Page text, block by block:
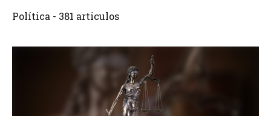
Política - 381 articulos